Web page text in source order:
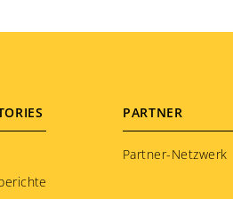
PARTNER
Partner-Netzwerk